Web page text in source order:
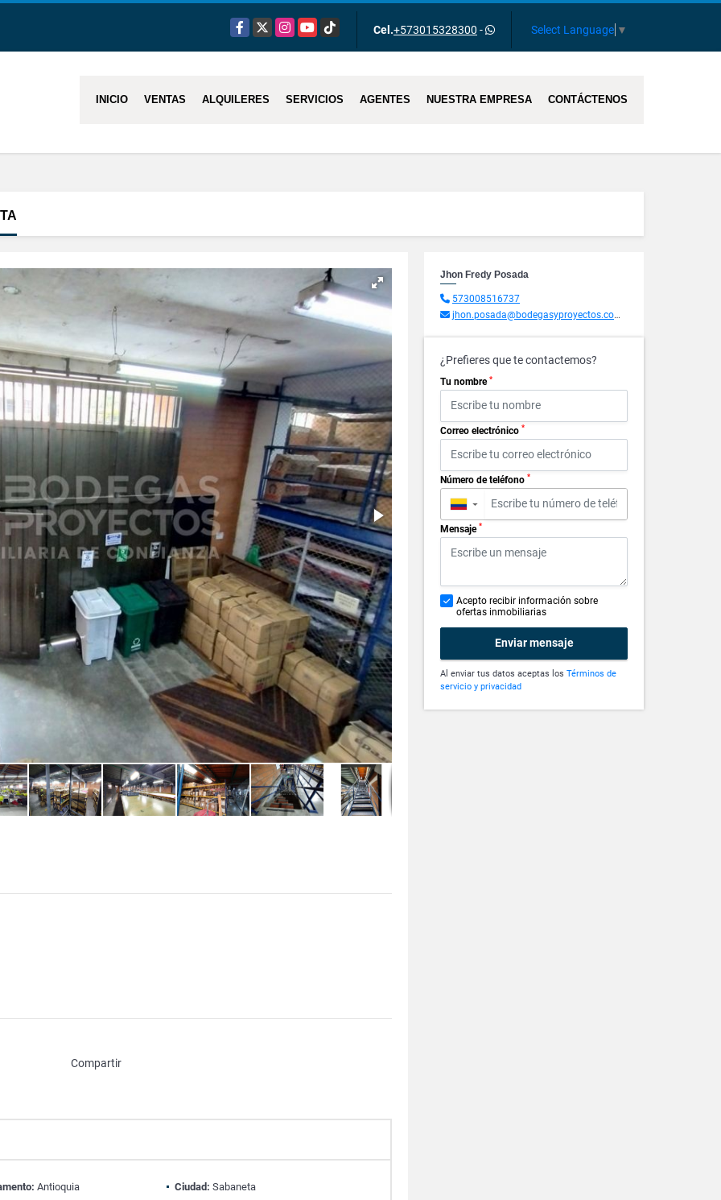
Facebook
X Instagram
YouTubeTikTok Cel.+573015328300 - Select Language ▼
INICIO VENTAS ALQUILERES SERVICIOS AGENTES NUESTRA EMPRESA CONTÁCTENOS
Compartir
Antioquia Ciudad: Sabaneta
Jhon Fredy Posada
573008516737
jhon.posada@bodegasyproyectos.com.co
¿Prefieres que te contactemos?
Tu nombre *
Correo electrónico *
Número de teléfono *
▼
Mensaje *
Acepto recibir información sobre
ofertas inmobiliarias
Enviar mensaje
Al enviar tus datos aceptas los Términos de
servicio y privacidad